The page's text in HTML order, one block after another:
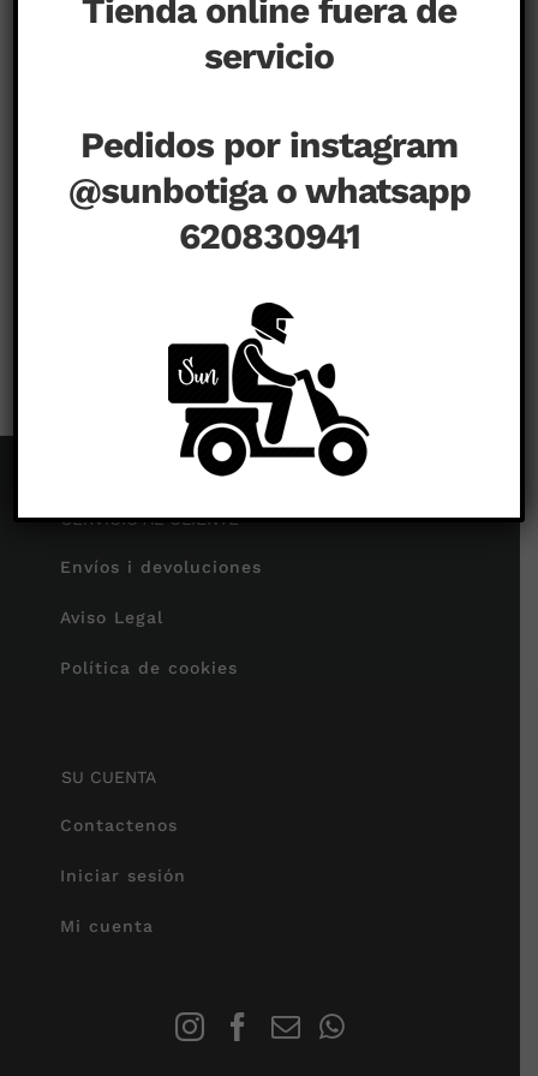
Comentarios desactivados
SERVICIO AL CLIENTE
Envíos i devoluciones
Aviso Legal
Política de cookies
SU CUENTA
Contactenos
Iniciar sesión
Mi cuenta
Tienda online fuera de
servicio
Pedidos por instagram
@sunbotiga o whatsapp
620830941